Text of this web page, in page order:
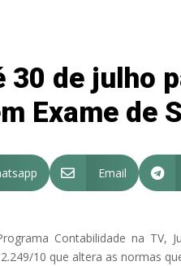
de julho
Exame de
 Email 
Contabilidade na TV,
10 que altera as normas